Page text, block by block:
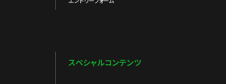
スペシャルコンテンツ